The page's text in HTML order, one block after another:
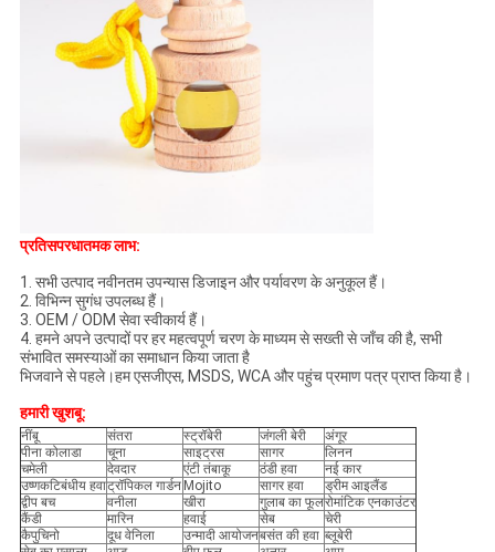
प्रतिसपरधातमक लाभ:
1. सभी उत्पाद नवीनतम उपन्यास डिजाइन और पर्यावरण के अनुकूल हैं।
2. विभिन्न सुगंध उपलब्ध हैं।
3. OEM / ODM सेवा स्वीकार्य हैं।
4. हमने अपने उत्पादों पर हर महत्वपूर्ण चरण के माध्यम से सख्ती से जाँच की है, सभी
संभावित समस्याओं का समाधान किया जाता है
भिजवाने से पहले।हम एसजीएस, MSDS, WCA और पहुंच प्रमाण पत्र प्राप्त किया है।
हमारी खुशबू:
नींबू संतरा स्ट्रॉबेरी जंगली बेरी
अंगूर
पीना कोलाडा
चूना साइट्रस सागर
लिनन
चमेली
देवदार एंटी तंबाकू ठंडी हवा
नई कार
उष्णकटिबंधीय हवाट्रॉपिकल गार्डन Mojito सागर हवा
ड्रीम आइलैंड
द्वीप बच
वनीला खीरा गुलाब का फूलरोमांटिक एनकाउंटर
कैंडी
मारिन हवाई सेब
चेरी
कैपुचिनो
दूध वेनिला उन्मादी आयोजनबसंत की हवा ब्लूबेरी